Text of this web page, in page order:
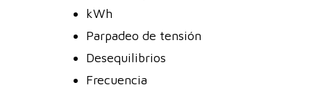
kWh
Parpadeo de tensión
Desequilibrios
Frecuencia